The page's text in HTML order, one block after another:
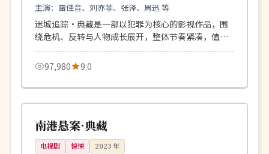
主演： 雷佳音、刘亦菲、张译、周迅 等
迷城追踪·典藏是一部以犯罪为核心的影视作品，围
绕危机、反转与人物成长展开，整体节奏紧凑，值得
推荐观看。
97,980
9.0
中国
院线 90分钟
南港悬案·典藏
电视剧 惊悚 2023年